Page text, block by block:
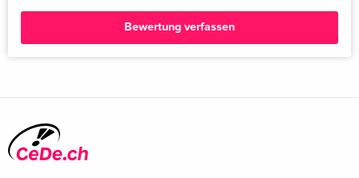
Bewertung verfassen